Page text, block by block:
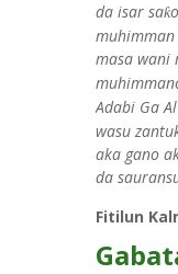
da isar saƙ
masa wani
Adabi Ga
wasu
aka gano
da
Fitilun